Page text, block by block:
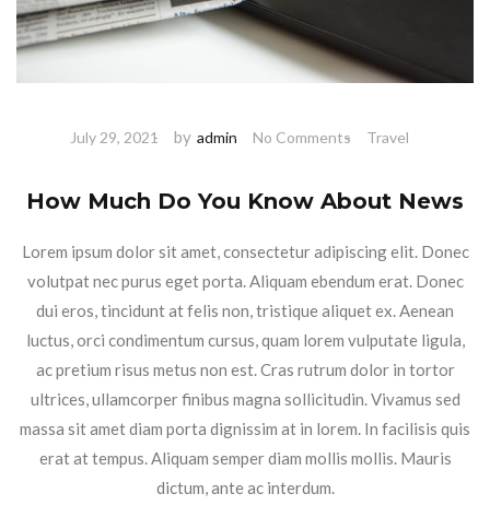
July 29, 2021 by admin No Comments Travel
How Much Do You Know About News
Lorem ipsum dolor sit amet, consectetur adipiscing elit. Donec
volutpat nec purus eget porta. Aliquam ebendum erat. Donec
dui eros, tincidunt at felis non, tristique aliquet ex. Aenean
luctus, orci condimentum cursus, quam lorem vulputate ligula,
ac pretium risus metus non est. Cras rutrum dolor in tortor
ultrices, ullamcorper finibus magna sollicitudin. Vivamus sed
massa sit amet diam porta dignissim at in lorem. In facilisis quis
erat at tempus. Aliquam semper diam mollis mollis. Mauris
dictum, ante ac interdum.